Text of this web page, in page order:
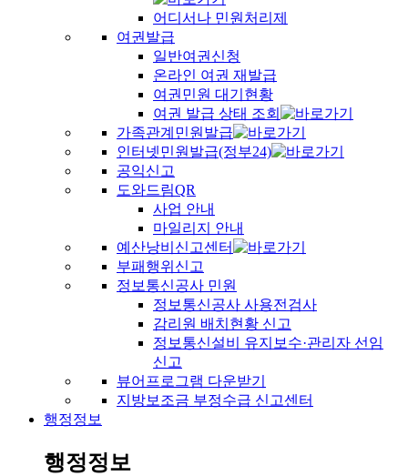
어디서나 민원처리제
여권발급
일반여권신청
온라인 여권 재발급
여권민원 대기현황
여권 발급 상태 조회
가족관계민원발급
인터넷민원발급(정부24)
공익신고
도와드림QR
사업 안내
마일리지 안내
예산낭비신고센터
부패행위신고
정보통신공사 민원
정보통신공사 사용전검사
감리원 배치현황 신고
정보통신설비 유지보수·관리자 선임
신고
뷰어프로그램 다운받기
지방보조금 부정수급 신고센터
행정정보
행정정보